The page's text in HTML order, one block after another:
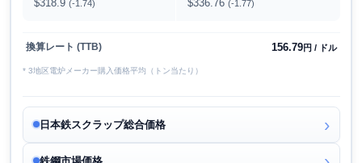
$318.9 (-1.74) $336.76 (-1.77)
換算レート (TTB) 156.79円 / ドル
* 3地区電炉メーカー購入価格平均（トン当たり）
日本鉄スクラップ総合価格